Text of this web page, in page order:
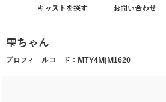
キャストを探す お問い合わせ
雫ちゃん
プロフィールコード： MTY4MjM1620